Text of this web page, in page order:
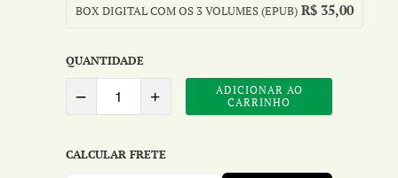
BOX DIGITAL COM OS 3 VOLUMES (EPUB) R$ 35,00
QUANTIDADE
ADICIONAR AO
CARRINHO
CALCULAR FRETE